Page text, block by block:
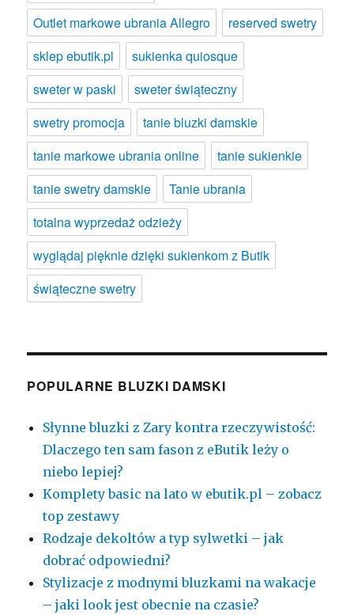
Outlet markowe ubrania Allegro
reserved swetry
sklep ebutik.pl
sukienka quiosque
sweter w paski
sweter świąteczny
swetry promocja
tanie bluzki damskie
tanie markowe ubrania online
tanie sukienkie
tanie swetry damskie
Tanie ubrania
totalna wyprzedaż odzieży
wyglądaj pięknie dzięki sukienkom z Butik
świąteczne swetry
POPULARNE BLUZKI DAMSKI
Słynne bluzki z Zary kontra rzeczywistość:
Dlaczego ten sam fason z eButik leży o
niebo lepiej?
Komplety basic na lato w ebutik.pl – zobacz
top zestawy
Rodzaje dekoltów a typ sylwetki – jak
dobrać odpowiedni?
Stylizacje z modnymi bluzkami na wakacje
– jaki look jest obecnie na czasie?